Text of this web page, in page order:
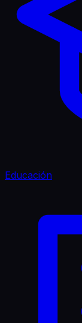
Educación